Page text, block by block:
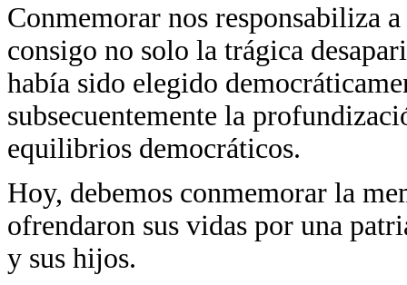
Conmemorar nos responsabiliza
consigo no solo la trágica
había sido elegido
subsecuentemente la
equilibrios democráticos.
Hoy, debemos conmemorar la
ofrendaron sus vidas por una
y sus hijos.